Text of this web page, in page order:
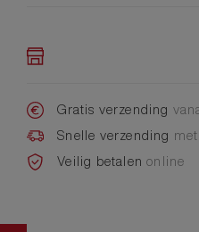
Gratis verzending
Snelle verzending
Veilig betalenonline